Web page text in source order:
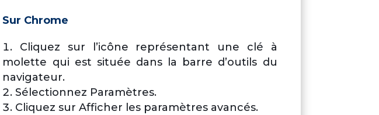
Sur Chrome
Cliquez sur l’icône représentant une clé à
molette qui est située dans la barre d’outils du
navigateur.
Sélectionnez Paramètres.
Cliquez sur Afficher les paramètres avancés.